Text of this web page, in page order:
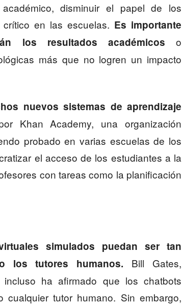
disminuir el papel de los
en las escuelas. Es importante
los resultados académicos o
más que no logren un impacto
nuevos sistemas de aprendizaje
Khan Academy, una organización
probado en varias escuelas de los
el acceso de los estudiantes a la
con tareas como la planificación
simulados puedan ser tan
los tutores humanos. Bill Gates,
ha afirmado que los chatbots
tutor humano. Sin embargo,